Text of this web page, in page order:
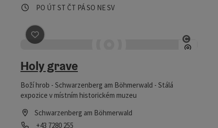
Otevírací doba
PO Otevřeno v pondělí
ÚT Otevřeno v úterý
ST Otevřeno ve středu
ČT Otevřeno ve čtvrtek
PÁOtevřeno v pátek
SO Otevřeno v sobotu
NEOtevřeno v neděli
SVOtevřeno o svátcích
otevřít
Označit příspěvek
Holy grave
Boží hrob - Schwarzenberg am Böhmerwald - Stálá
expozice v místním historickém muzeu
Schwarzenberg am Böhmerwald
telefon
+43 7280 255